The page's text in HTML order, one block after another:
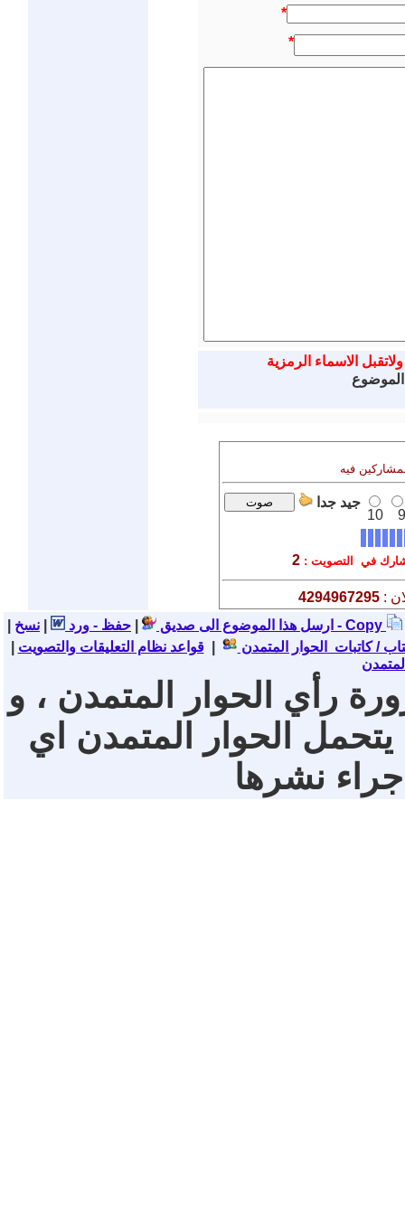
*
*
الاسماء الرمزية
الموضوع
فيه
9
10
جيد جدا
في التصويت :2
:
4294967295
ارسل هذا الموضوع الى صديق حفظ - ورد نسخ - Copy
/ كاتبات الحوار المتمدن |قواعد نظام التعليقات والتصويت
رأي الحوار المتمدن ، و
يتحمل الحوار المتمدن اي
جراء نشرها